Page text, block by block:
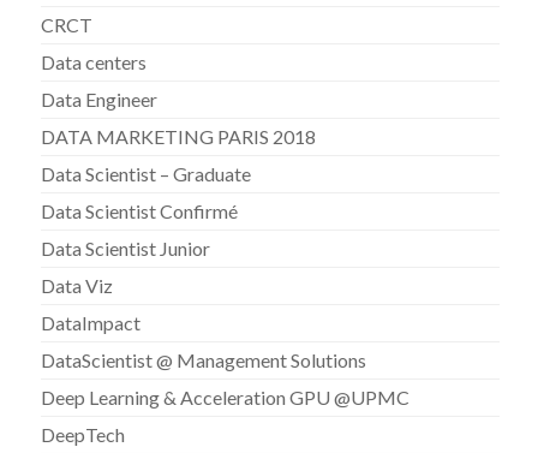
CRCT
Data centers
Data Engineer
DATA MARKETING PARIS 2018
Data Scientist – Graduate
Data Scientist Confirmé
Data Scientist Junior
Data Viz
DataImpact
DataScientist @ Management Solutions
Deep Learning & Acceleration GPU @UPMC
DeepTech